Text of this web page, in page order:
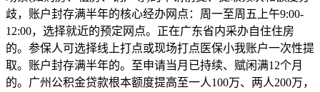
歧，账户封存满半年的核心经办网点：周一至周五上午9:00-
12:00，选择就近的预定网点。正在广东省内采办自住住房
的。参保人可选择线上打点或现场打点医保小我账户一次性提
取。账户封存满半年的。至申请当月已持续、赋闲满12个月
的。广州公积金贷款根本额度提高至一人100万、两人200万，